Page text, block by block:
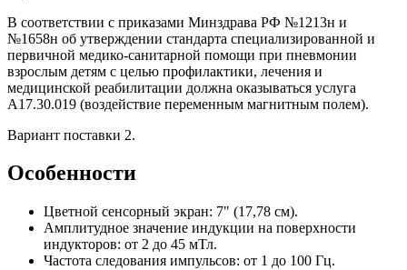
В соответствии с приказами Минздрава РФ №1213н и
№1658н об утверждении стандарта специализированной и
первичной медико-санитарной помощи при пневмонии
взрослым детям с целью профилактики, лечения и
медицинской реабилитации должна оказываться услуга
А17.30.019 (воздействие переменным магнитным полем).
Вариант поставки 2.
Особенности
Цветной сенсорный экран: 7" (17,78 см).
Амплитудное значение индукции на поверхности
индукторов: от 2 до 45 мТл.
Частота следования импульсов: от 1 до 100 Гц.